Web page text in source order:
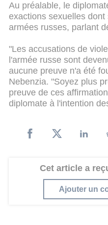
Au préalable, le
exactions sexuelles
armées russes, parlant
"Les accusations de
l'armée russe sont
aucune preuve n'a été
Nebenzia. "Soyez plus
preuve de ces
diplomate à l'intention
Cet article a
Ajouter un